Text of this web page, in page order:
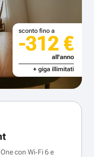
sconto fino a
-312 €
all'anno
+ giga illimitati
con Wi‑Fi 6 e